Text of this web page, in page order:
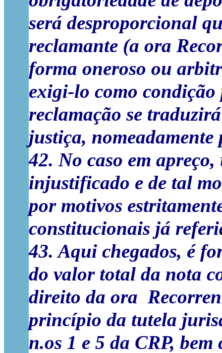
será desproporcional
reclamante (a ora
forma oneroso ou
exigi-lo como
reclamação se
justiça,
42. No caso em
injustificado e de tal
por motivos
constitucionais já
43. Aqui chegados, é
do valor total da nota
direito da ora
princípio da tutela
n.os 1 e 5 da CRP,